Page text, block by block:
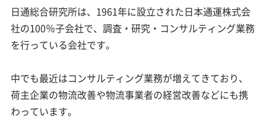
日通総合研究所は、1961年に設立された日本通運株式会
社の100％子会社で、調査・研究・コンサルティング業務
を行っている会社です。
中でも最近はコンサルティング業務が増えてきており、
荷主企業の物流改善や物流事業者の経営改善などにも携
わっています。